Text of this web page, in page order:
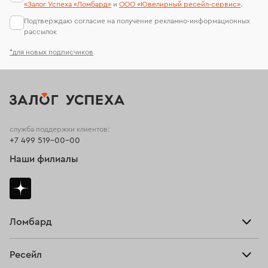
*для новых подписчиков
«Залог Успеха «Ломбард» и ООО «Ювелирный ресейл-сервиc».
Подтверждаю согласие на получение рекламно-информационных
рассылок
Ломбард
Ресейл
служба поддержки клиентов:
+7 499 519-00-00
Наши филиалы